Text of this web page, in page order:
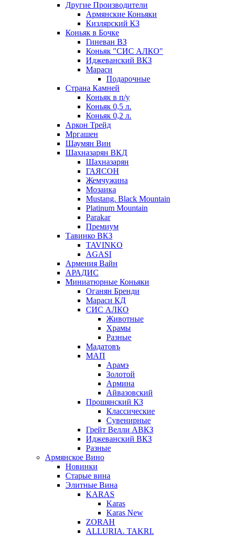
Другие Производители
Армянские Коньяки
Кизлярский КЗ
Коньяк в Бочке
Гиневан ВЗ
Коньяк "СИС АЛКО"
Иджеванский ВКЗ
Мараси
Подарочные
Страна Камней
Коньяк в п/у
Коньяк 0,5 л.
Коньяк 0,2 л.
Аркон Трейд
Мргашен
Шаумян Вин
Шахназарян ВКД
Шахназарян
ГАЯСОН
Жемчужина
Мозаика
Mustang. Black Mountain
Platinum Mountain
Parakar
Премиум
Тавинко ВКЗ
TAVINKO
AGASI
Армения Вайн
АРАДИС
Миниатюрные Коньяки
Оганян Бренди
Мараси КД
СИС АЛКО
Животные
Храмы
Разные
Мадатовъ
МАП
Арамэ
Золотой
Армина
Айвазовский
Прошянский КЗ
Классические
Сувенирные
Грейт Велли АВКЗ
Иджеванский ВКЗ
Разные
Армянское Вино
Новинки
Старые вина
Элитные Вина
KARAS
Karas
Karas New
ZORAH
ALLURIA. TAKRI.